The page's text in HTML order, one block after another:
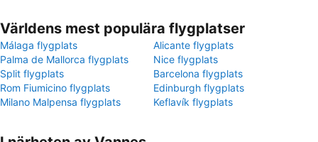
Världens mest populära flygplatser
Málaga flygplats
Alicante flygplats
Palma de Mallorca flygplats
Nice flygplats
Split flygplats
Barcelona flygplats
Rom Fiumicino flygplats
Edinburgh flygplats
Milano Malpensa flygplats
Keflavík flygplats